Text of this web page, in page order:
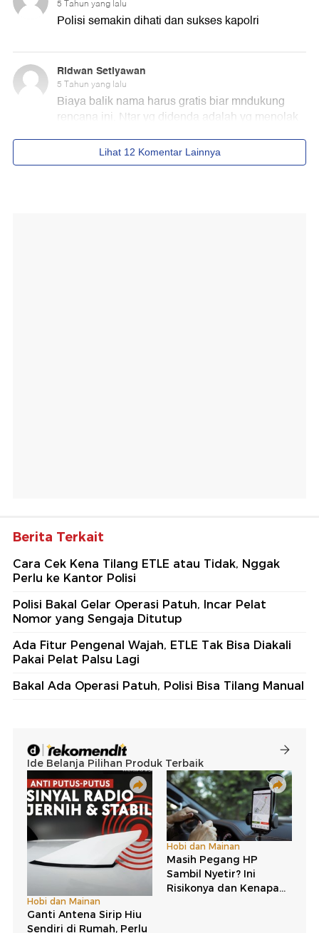
Berita Terkait
Cara Cek Kena Tilang ETLE atau Tidak, Nggak
Perlu ke Kantor Polisi
Polisi Bakal Gelar Operasi Patuh, Incar Pelat
Nomor yang Sengaja Ditutup
Ada Fitur Pengenal Wajah, ETLE Tak Bisa Diakali
Pakai Pelat Palsu Lagi
Bakal Ada Operasi Patuh, Polisi Bisa Tilang Manual